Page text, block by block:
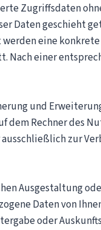
Zugriffsdaten
Daten geschieht
eine
Nach einer
und
dem Rechner des
zur
Ausgestaltung
Daten von
oder